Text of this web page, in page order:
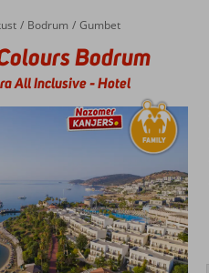
Bodrum Gumbet
Bodrum
All Inclusive-Hotel